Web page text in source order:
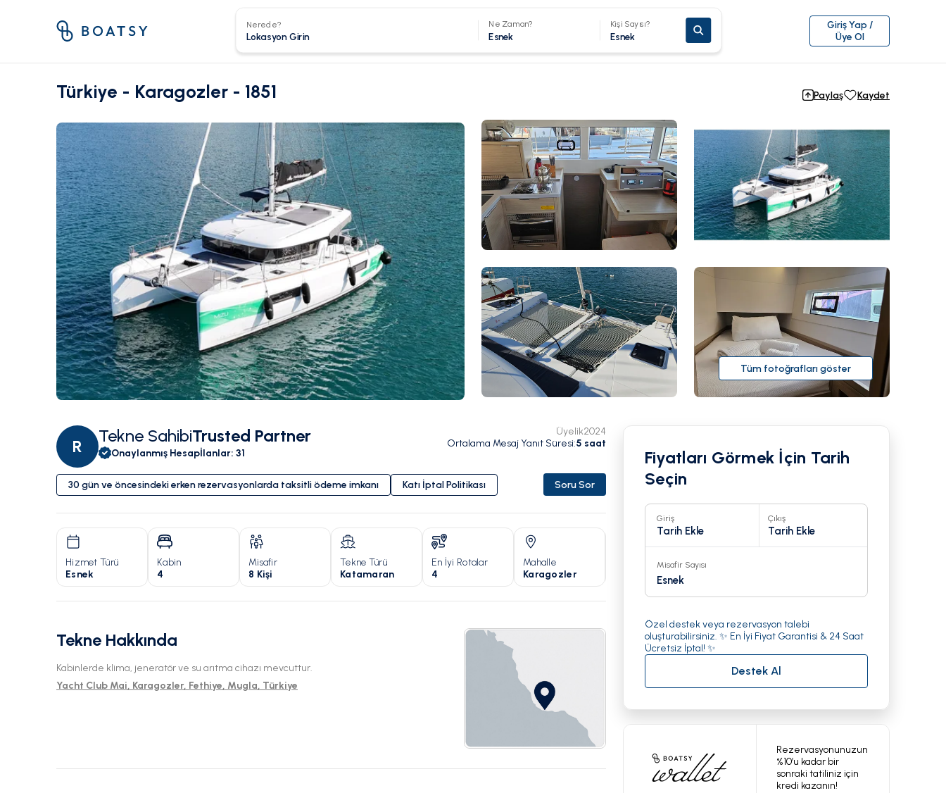
Nerede? Ne Zaman?
Esnek
Kişi Sayısı?
Esnek
Giriş Yap /
Üye Ol
Türkiye - Karagozler - 1851 Paylaş Kaydet
Tüm fotoğrafları göster
R
Tekne SahibiTrusted Partner
Onaylanmış Hesapİlanlar: 31
Üyelik2024
Ortalama Mesaj Yanıt Süresi:5 saat
30 gün ve öncesindeki erken rezervasyonlarda taksitli ödeme imkanı Katı İptal Politikası Soru Sor
Hizmet Türü
Esnek
Kabin
4
Misafir
8 Kişi
Tekne Türü
Katamaran
En İyi Rotalar
4
Mahalle
Karagozler
Tekne Hakkında
Kabinlerde klima, jeneratör ve su arıtma cihazı mevcuttur.
Yacht Club Mai, Karagozler, Fethiye, Mugla, Türkiye
Fiyatları Görmek İçin Tarih
Seçin
Giriş
Tarih Ekle
Çıkış
Tarih Ekle
Misafir Sayısı
Esnek
Özel destek veya rezervasyon talebi
oluşturabilirsiniz. ✨ En İyi Fiyat Garantisi & 24 Saat
Ücretsiz İptal! ✨
Destek Al
Rezervasyonunuzun
%10’u kadar bir
sonraki tatiliniz için
kredi kazanın!